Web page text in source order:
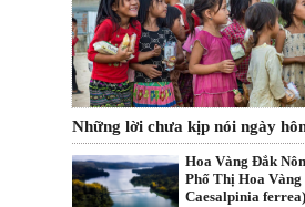
Những lời chưa kịp nói ngày
Hoa Vàng Đắk
Phố Thị Hoa Vàng
Caesalpinia ferrea)